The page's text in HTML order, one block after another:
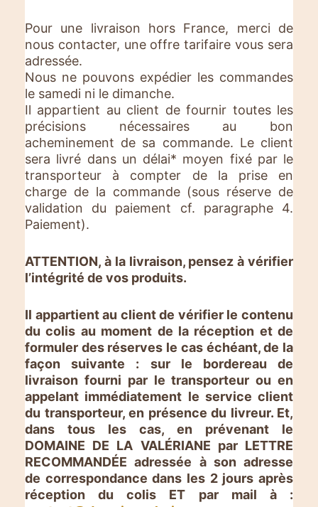
Pour une livraison hors France, merci de
nous contacter, une offre tarifaire vous sera
adressée.
Nous ne pouvons expédier les commandes
le samedi ni le dimanche.
Il appartient au client de fournir toutes les
précisions nécessaires au bon
acheminement de sa commande. Le client
sera livré dans un délai* moyen fixé par le
transporteur à compter de la prise en
charge de la commande (sous réserve de
validation du paiement cf. paragraphe 4.
Paiement).
ATTENTION, à la livraison, pensez à vérifier
l’intégrité de vos produits.
Il appartient au client de vérifier le contenu
du colis au moment de la réception et de
formuler des réserves le cas échéant, de la
façon suivante : sur le bordereau de
livraison fourni par le transporteur ou en
appelant immédiatement le service client
du transporteur, en présence du livreur. Et,
dans tous les cas, en prévenant le
DOMAINE DE LA VALÉRIANE par LETTRE
RECOMMANDÉE adressée à son adresse
de correspondance dans les 2 jours après
réception du colis ET par mail à :